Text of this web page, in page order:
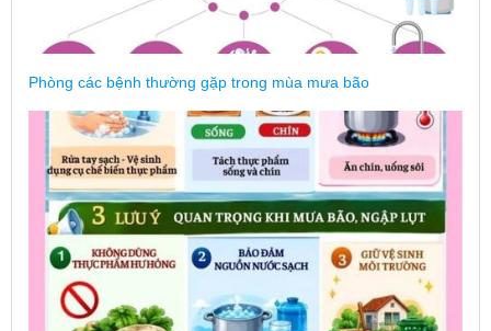
Phòng các bệnh thường gặp trong mùa mưa bão